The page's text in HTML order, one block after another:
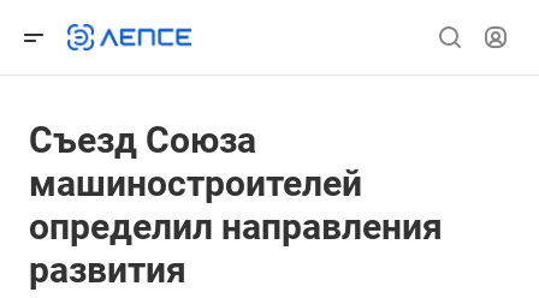
Съезд Союза
машиностроителей
определил направления
развития